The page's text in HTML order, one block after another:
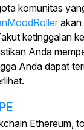
komunitas
akan
ketinggalan
Anda
Anda dapat
Ethereum,